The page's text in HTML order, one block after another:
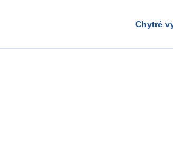
Chytré